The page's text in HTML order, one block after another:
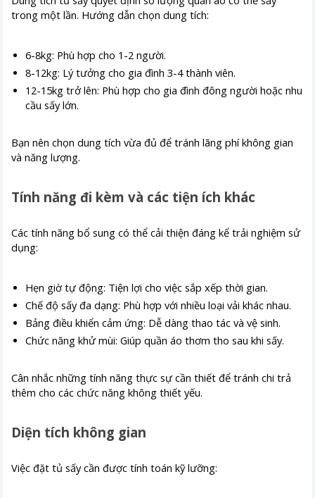
trong một lần. Hướng dẫn chọn dung tích:
6-8kg: Phù hợp cho 1-2 người.
8-12kg: Lý tưởng cho gia đình 3-4 thành viên.
12-15kg trở lên: Phù hợp cho gia đình đông người hoặc nhu
cầu sấy lớn.
Bạn nên chọn dung tích vừa đủ để tránh lãng phí không gian
và năng lượng.
Tính năng đi kèm và các tiện ích khác
Các tính năng bổ sung có thể cải thiện đáng kể trải nghiệm sử
dụng:
Hẹn giờ tự động: Tiện lợi cho việc sắp xếp thời gian.
Chế độ sấy đa dạng: Phù hợp với nhiều loại vải khác nhau.
Bảng điều khiển cảm ứng: Dễ dàng thao tác và vệ sinh.
Chức năng khử mùi: Giúp quần áo thơm tho sau khi sấy.
Cân nhắc những tính năng thực sự cần thiết để tránh chi trả
thêm cho các chức năng không thiết yếu.
Diện tích không gian
Việc đặt tủ sấy cần được tính toán kỹ lưỡng: